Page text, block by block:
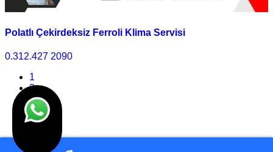
Polatlı Çekirdeksiz Ferroli Klima Servisi
0.312.427 2090
1
2
3
4
>>